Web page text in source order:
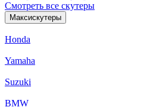
Смотреть все скутеры
Максискутеры
Honda
Yamaha
Suzuki
BMW